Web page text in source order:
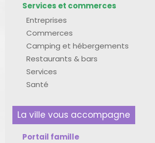
Services et commerces
Entreprises
Commerces
Camping et hébergements
Restaurants & bars
Services
Santé
La ville vous accompagne
Portail famille